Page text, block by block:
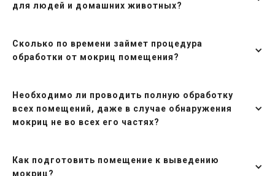
для людей и домашних животных?
Сколько по времени займет процедура
обработки от мокриц помещения?
Необходимо ли проводить полную обработку
всех помещений, даже в случае обнаружения
мокриц не во всех его частях?
Как подготовить помещение к выведению
мокриц?